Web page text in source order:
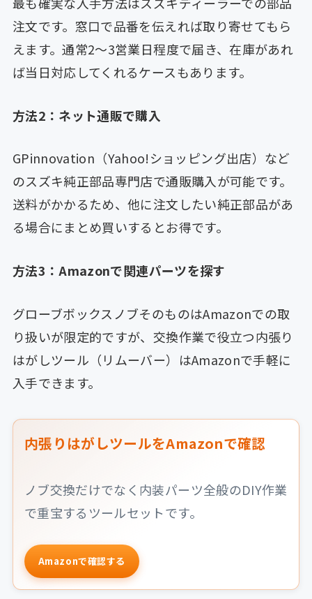
注文です。窓口で品番を伝えれば取り寄せてもら
えます。通常2〜3営業日程度で届き、在庫があれ
ば当日対応してくれるケースもあります。
方法2：ネット通販で購入
GPinnovation（Yahoo!ショッピング出店）など
のスズキ純正部品専門店で通販購入が可能です。
送料がかかるため、他に注文したい純正部品があ
る場合にまとめ買いするとお得です。
方法3：Amazonで関連パーツを探す
グローブボックスノブそのものはAmazonでの取
り扱いが限定的ですが、交換作業で役立つ内張り
はがしツール（リムーバー）はAmazonで手軽に
入手できます。
内張りはがしツールをAmazonで確認
ノブ交換だけでなく内装パーツ全般のDIY作業
で重宝するツールセットです。
Amazonで確認する